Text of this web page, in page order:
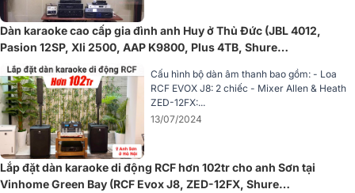
Hiệu suất pin ấn tượng
Shure ULXD2/KSM9 hỗ trợ pin sạc lithiumion Shure SB900A hoặc
Dàn karaoke cao cấp gia đình anh Huy ở Thủ Đức (JBL 4012,
Pasion 12SP, Xli 2500, AAP K9800, Plus 4TB, Shure
SVX288/PG58)
Cấu hình bộ dàn âm thanh bao gồm: - Loa
RCF EVOX J8: 2 chiếc - Mixer Allen & Heath
ZED-12FX:...
13/07/2024
Lắp đặt dàn karaoke di động RCF hơn 102tr cho anh Sơn tại
Vinhome Green Bay (RCF Evox J8, ZED-12FX, Shure